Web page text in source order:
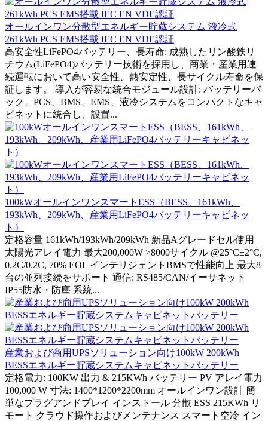
オールインワン分散型エネルギー貯蔵システム 液冷式
261kWh PCS EMS搭載 IEC EN VDE認証
高安全性LiFePO4バッテリー、長寿命: 成熟したリン酸鉄リ
チウム(LiFePO4)バッテリー技術を採用し、商業・産業用連
続運転において高い安全性、熱安定性、長サイクル寿命を保
証します。 導入が容易な統合モジュール設計: バッテリーパ
ック、PCS、BMS、EMS、液冷システムをコンパクトなキャ
ビネットに統合し、設置...
100kWオールインワンスマートESS（BESS、161kWh、
193kWh、209kWh、産業用LiFePO4バッテリーキャビネッ
ト）
定格容量 161kWh/193kWh/209kWh 新品Aグレードセル使用
太陽光アレイ電力 最大200,000W >8000サイクル @25°C±2°C,
0.2C/0.2C, 70% EOL インテリジェントBMSで性能向上 最大8
台の並列接続をサポート 通信: RS485/CAN/イーサネット
IP55防水・防塵 系統...
産業および商用UPSソリューション向け100kW 200kWh
BESSエネルギー貯蔵システムキャビネットバッテリー
定格電力: 100KW 出力 & 215KWh バッテリー PV アレイ電力
100,000 W 寸法: 1400*1200*2200mm オールインワン設計 簡
単なプラグアンドプレイ インストール 分散 ESS 215KWh リ
モート クラウド操作およびメンテナンス スマート空冷 イン